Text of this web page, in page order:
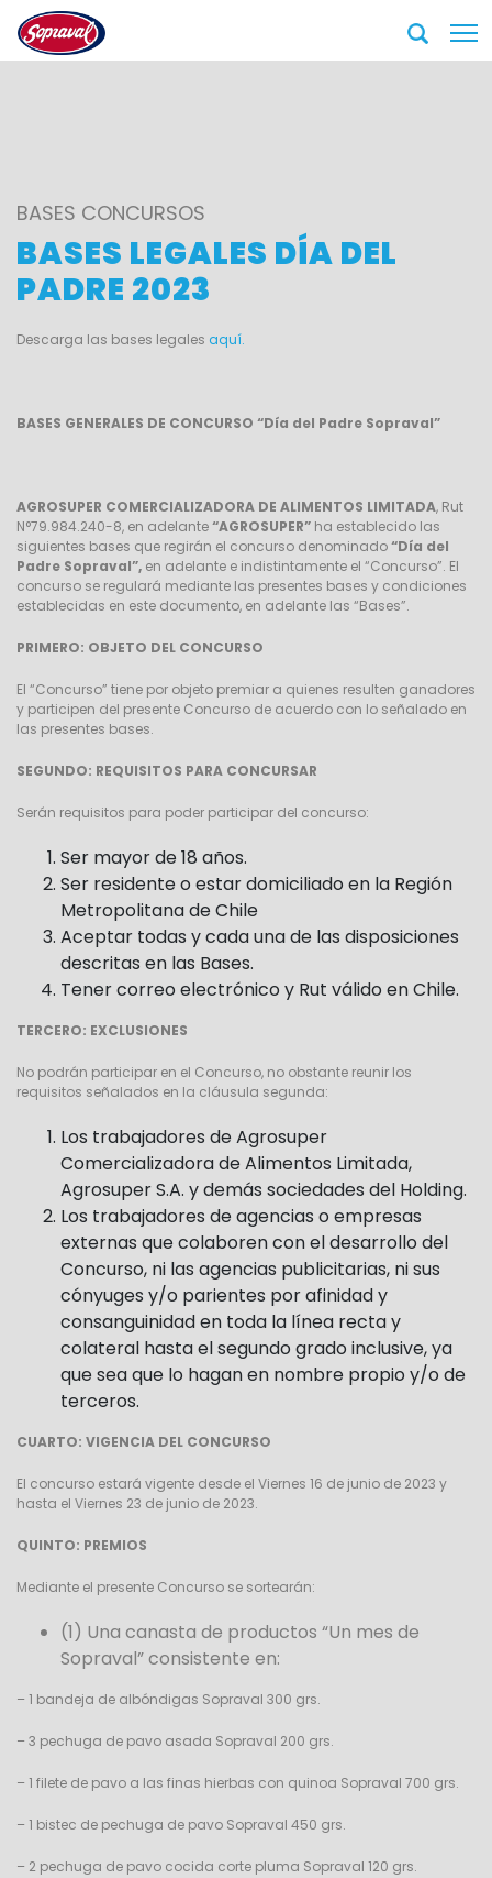
BASES CONCURSOS
BASES LEGALES DÍA DEL
PADRE 2023
Descarga las bases legales aquí.
BASES GENERALES DE CONCURSO “Día del Padre Sopraval”
AGROSUPER COMERCIALIZADORA DE ALIMENTOS LIMITADA, Rut
N°79.984.240-8, en adelante“AGROSUPER” ha establecido las
siguientes bases que regirán el concurso denominado“Día del
Padre Sopraval”, en adelante e indistintamente el “Concurso”. El
concurso se regulará mediante las presentes bases y condiciones
establecidas en este documento, en adelante las “Bases”.
PRIMERO: OBJETO DEL CONCURSO
El “Concurso” tiene por objeto premiar a quienes resulten ganadores
y participen del presente Concurso de acuerdo con lo señalado en
las presentes bases.
SEGUNDO: REQUISITOS PARA CONCURSAR
Serán requisitos para poder participar del concurso:
Ser mayor de 18 años.
Ser residente o estar domiciliado en la Región
Metropolitana de Chile
Aceptar todas y cada una de las disposiciones
descritas en las Bases.
Tener correo electrónico y Rut válido en Chile.
TERCERO: EXCLUSIONES
No podrán participar en el Concurso, no obstante reunir los
requisitos señalados en la cláusula segunda:
Los trabajadores de Agrosuper
Comercializadora de Alimentos Limitada,
Agrosuper S.A. y demás sociedades del Holding.
Los trabajadores de agencias o empresas
externas que colaboren con el desarrollo del
Concurso, ni las agencias publicitarias, ni sus
cónyuges y/o parientes por afinidad y
consanguinidad en toda la línea recta y
colateral hasta el segundo grado inclusive, ya
que sea que lo hagan en nombre propio y/o de
terceros.
CUARTO: VIGENCIA DEL CONCURSO
El concurso estará vigente desde el Viernes 16 de junio de 2023 y
hasta el Viernes 23 de junio de 2023.
QUINTO: PREMIOS
Mediante el presente Concurso se sortearán:
(1) Una canasta de productos “Un mes de
Sopraval” consistente en:
– 1 bandeja de albóndigas Sopraval 300 grs.
– 3 pechuga de pavo asada Sopraval 200 grs.
– 1 filete de pavo a las finas hierbas con quinoa Sopraval 700 grs.
– 1 bistec de pechuga de pavo Sopraval 450 grs.
– 2 pechuga de pavo cocida corte pluma Sopraval 120 grs.